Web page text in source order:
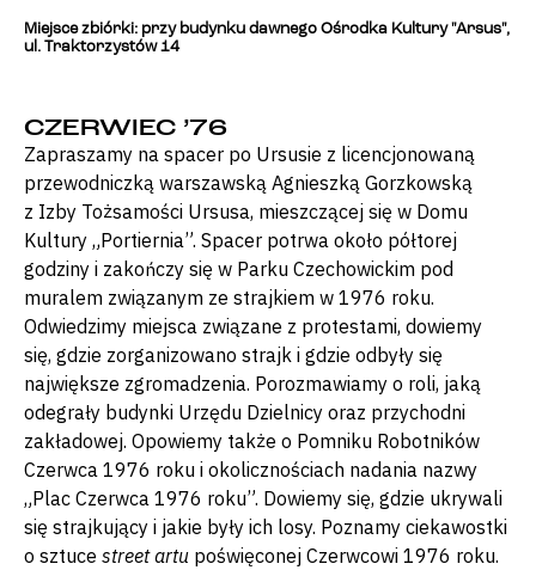
Miejsce zbiórki: przy budynku dawnego Ośrodka Kultury "Arsus",
ul. Traktorzystów 14
CZERWIEC ’76
Zapraszamy na spacer po Ursusie z licencjonowaną
przewodniczką warszawską Agnieszką Gorzkowską
z Izby Tożsamości Ursusa, mieszczącej się w Domu
Kultury „Portiernia”. Spacer potrwa około półtorej
godziny i zakończy się w Parku Czechowickim pod
muralem związanym ze strajkiem w 1976 roku.
Odwiedzimy miejsca związane z protestami, dowiemy
się, gdzie zorganizowano strajk i gdzie odbyły się
największe zgromadzenia. Porozmawiamy o roli, jaką
odegrały budynki Urzędu Dzielnicy oraz przychodni
zakładowej. Opowiemy także o Pomniku Robotników
Czerwca 1976 roku i okolicznościach nadania nazwy
„Plac Czerwca 1976 roku”. Dowiemy się, gdzie ukrywali
się strajkujący i jakie były ich losy. Poznamy ciekawostki
o sztuce street artu poświęconej Czerwcowi 1976 roku.